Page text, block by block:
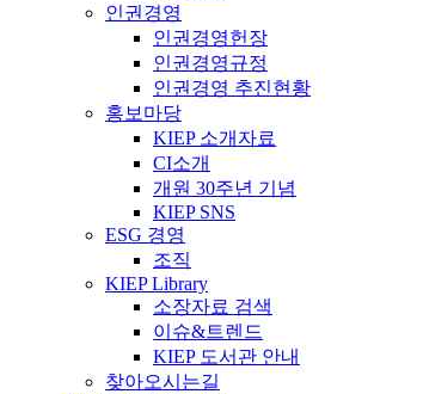
인권경영
인권경영헌장
인권경영규정
인권경영 추진현황
홍보마당
KIEP 소개자료
CI소개
개원 30주년 기념
KIEP SNS
ESG 경영
조직
KIEP Library
소장자료 검색
이슈&트렌드
KIEP 도서관 안내
찾아오시는길